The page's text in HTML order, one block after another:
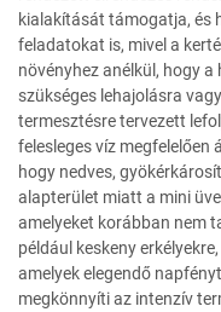
kialakítását támogatja, és
feladatokat is, mivel a
növényhez anélkül, hogy
szükséges lehajolásra
termesztésre tervezett
felesleges víz megfelelően
hogy nedves,
alapterület miatt a mini
amelyeket korábban nem
például keskeny
amelyek elegendő
megkönnyíti az intenzív